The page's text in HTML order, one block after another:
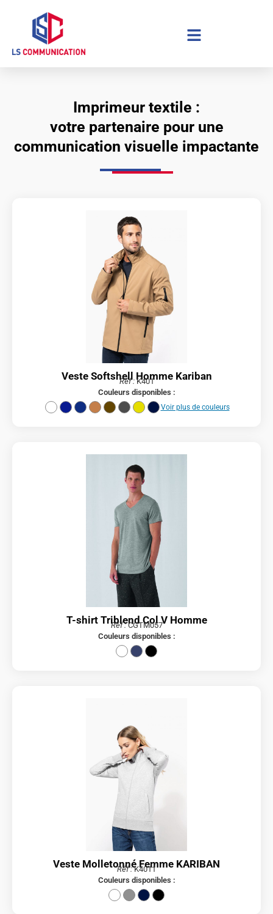
contenu
Imprimeur textile :
votre partenaire pour une
communication visuelle impactante
Veste Softshell Homme Kariban
Réf :K401
Couleurs disponibles :
Voir plus de couleurs
T-shirt Triblend Col V Homme
Réf :CGTM057
Couleurs disponibles :
Veste Molletonné Femme KARIBAN
Réf :K4011
Couleurs disponibles :